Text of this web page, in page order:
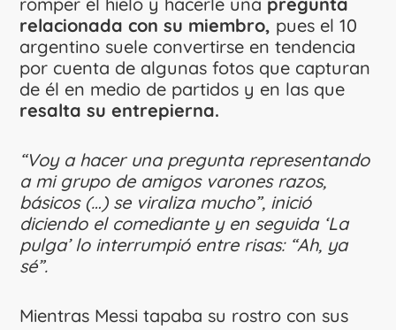
relacionada con su miembro, pues el 10
argentino suele convertirse en tendencia
por cuenta de algunas fotos que capturan
de él en medio de partidos y en las que
resalta su entrepierna.
“Voy a hacer una pregunta representando
a mi grupo de amigos varones razos,
básicos (…) se viraliza mucho”, inició
diciendo el comediante y en seguida ‘La
pulga’ lo interrumpió entre risas: “Ah, ya
sé”.
Mientras Messi tapaba su rostro con sus